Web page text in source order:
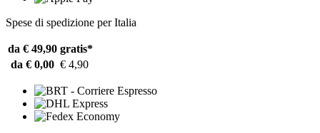
Spese di spedizione per Italia
da € 49,90 gratis*
da € 0,00 € 4,90